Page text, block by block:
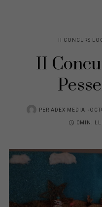
II CONCURS
II
PER ADEX MEDIA
ON
0MIN.